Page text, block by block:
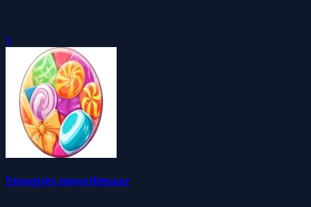
0
Snoepjes moordenaar